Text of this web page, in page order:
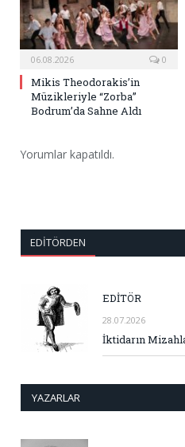
06.08.2026 0
Mikis Theodorakis’in
Müzikleriyle “Zorba”
Bodrum’da Sahne Aldı
Yorumlar kapatıldı.
EDITÖRDEN
EDİTÖR
28.07.2026
İktidarın
YAZARLAR